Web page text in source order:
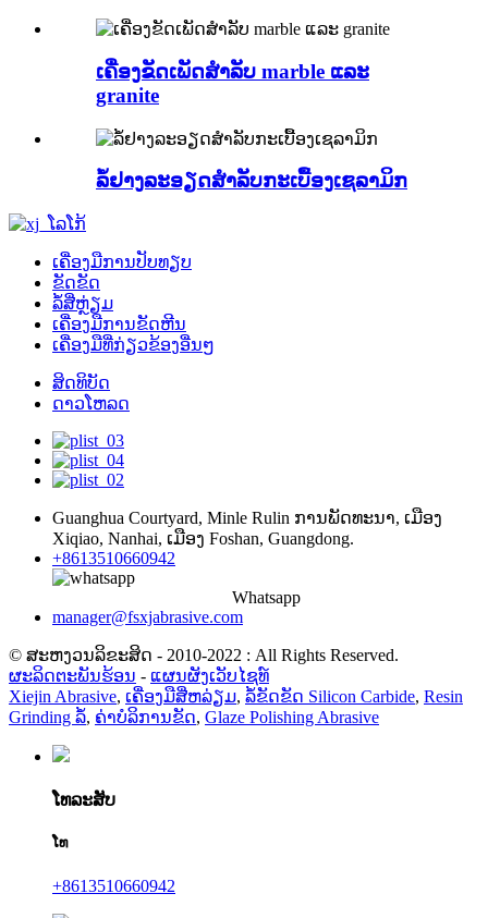
ເຄື່ອງຂັດເພັດສໍາລັບ marble ແລະ
granite
ລໍ້ຢາງລະອຽດສໍາລັບກະເບື້ອງເຊລາມິກ
ເຄື່ອງມືການປັບທຽບ
ຂັດຂັດ
ລໍ້ສີ່ຫຼ່ຽມ
ເຄື່ອງ​ມື​ການ​ຂັດ​ຫີນ​
ເຄື່ອງມືທີ່ກ່ຽວຂ້ອງອື່ນໆ
ສິດທິບັດ
ດາວໂຫລດ
Guanghua Courtyard​, Minle Rulin ການ​ພັດ​ທະ​ນາ​, ເມືອງ
Xiqiao​, Nanhai​, ເມືອງ Foshan​, Guangdong​.
+8613510660942
Whatsapp
manager@fsxjabrasive.com
© ສະຫງວນລິຂະສິດ - 2010-2022 : All Rights Reserved.
ຜະລິດຕະພັນຮ້ອນ - ແຜນຜັງເວັບໄຊທ໌
Xiejin Abrasive, ເຄື່ອງມືສີ່ຫລ່ຽມ, ລໍ້ຂັດຂັດ Silicon Carbide, Resin
Grinding ລໍ້, ຄ່າບໍລິການຂັດ, Glaze Polishing Abrasive
ໂທລະສັບ
ໂທ
+8613510660942